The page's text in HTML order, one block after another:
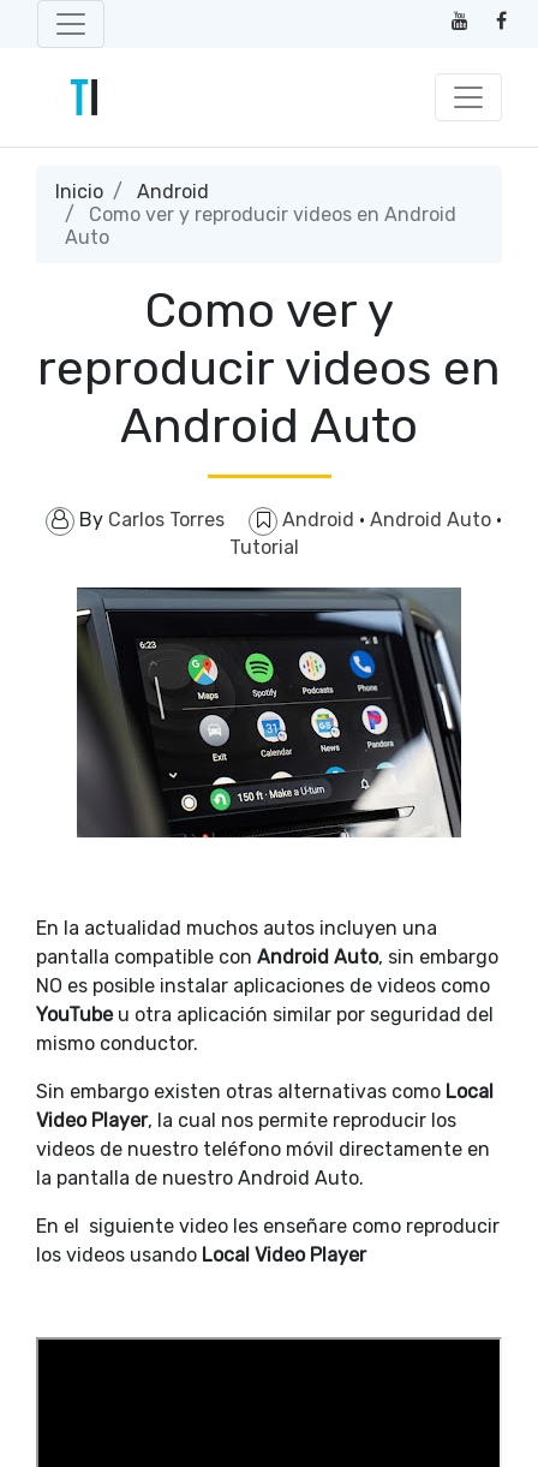
Inicio
Android
Como ver y reproducir videos en Android
Auto
Como ver y
reproducir videos en
Android Auto
By Carlos Torres Android · Android Auto ·
Tutorial
En la actualidad muchos autos incluyen una
pantalla compatible con Android Auto, sin embargo
NO es posible instalar aplicaciones de videos como
YouTubeu otra aplicación similar por seguridad del
mismo conductor.
Sin embargo existen otras alternativas como Local
Video Player, la cual nos permite reproducir los
videos de nuestro teléfono móvil directamente en
la pantalla de nuestro Android Auto.
En el siguiente video les enseñare como reproducir
los videos usando Local Video Player